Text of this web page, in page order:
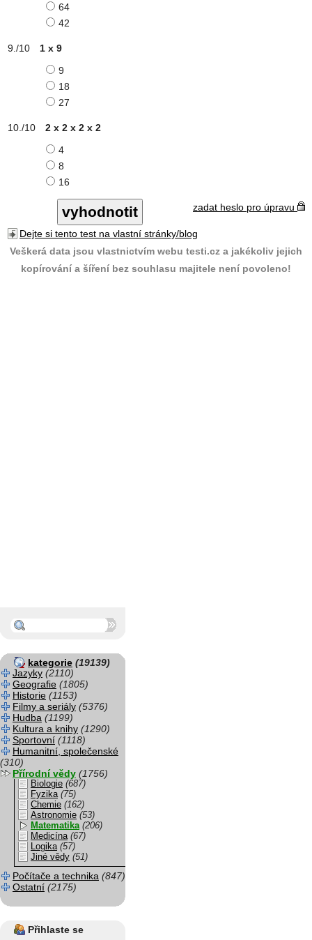
64
42
1 x 9
9
18
27
2 x 2 x 2 x 2
4
8
16
zadat heslo pro úpravu
Dejte si tento test na vlastní stránky/blog
Veškerá data jsou vlastnictvím webu testi.cz a jakékoliv jejich
kopírování a šíření bez souhlasu majitele není povoleno!
kategorie (19139)
Jazyky (2110)
Geografie (1805)
Historie (1153)
Filmy a seriály (5376)
Hudba (1199)
Kultura a knihy (1290)
Sportovní (1118)
Humanitní, společenské
(310)
Přírodní vědy (1756)
Biologie (687)
Fyzika (75)
Chemie (162)
Astronomie (53)
Matematika (206)
Medicína (67)
Logika (57)
Jiné vědy (51)
Počítače a technika (847)
Ostatní (2175)
Přihlaste se